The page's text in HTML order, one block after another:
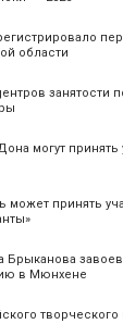
области
занятости
могут принять
принять
Брыканова
в Мюнхене